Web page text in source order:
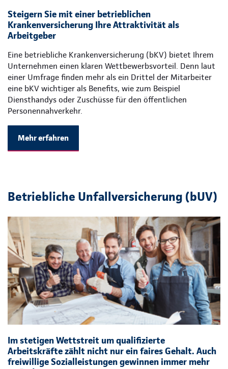
Steigern Sie mit einer betrieblichen
Krankenversicherung Ihre Attraktivität als
Arbeitgeber
Eine betriebliche Krankenversicherung (bKV) bietet Ihrem
Unternehmen einen klaren Wettbewerbsvorteil. Denn laut
einer Umfrage finden mehr als ein Drittel der Mitarbeiter
eine bKV wichtiger als Benefits, wie zum Beispiel
Diensthandys oder Zuschüsse für den öffentlichen
Personennahverkehr.
Mehr erfahren
Betriebliche Unfallversicherung (bUV)
Im stetigen Wettstreit um qualifizierte
Arbeitskräfte zählt nicht nur ein faires Gehalt. Auch
freiwillige Sozialleistungen gewinnen immer mehr